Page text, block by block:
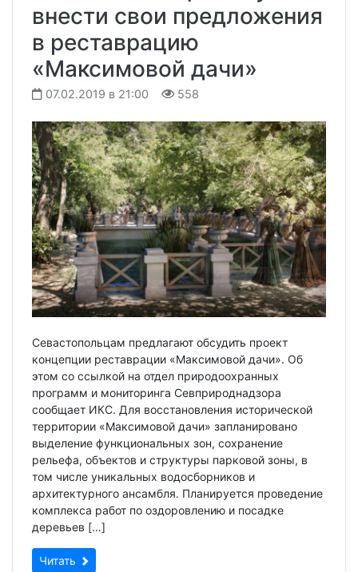
внести свои предложения
в реставрацию
«Максимовой дачи»
07.02.2019 в 21:00 558
Севастопольцам предлагают обсудить проект
концепции реставрации «Максимовой дачи». Об
этом со ссылкой на отдел природоохранных
программ и мониторинга Севприроднадзора
сообщает ИКС. Для восстановления исторической
территории «Максимовой дачи» запланировано
выделение функциональных зон, сохранение
рельефа, объектов и структуры парковой зоны, в
том числе уникальных водосборников и
архитектурного ансамбля. Планируется проведение
комплекса работ по оздоровлению и посадке
деревьев […]
Читать